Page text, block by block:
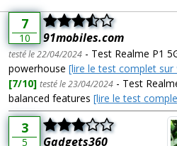
7
10 91mobiles.com
testé le 22/04/2024 - Test Realme P1
powerhouse [lire le test complet
[7/10] testé le 23/04/2024 - Test
balanced features [lire le test
3
5 Gadgets360